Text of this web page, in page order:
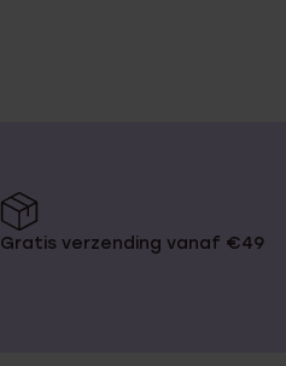
Gratis verzending vanaf €49